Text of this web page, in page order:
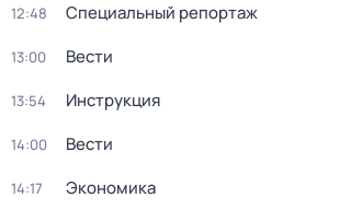
12:48 Специальный репортаж
13:00 Вести
13:54 Инструкция
14:00 Вести
14:17 Экономика